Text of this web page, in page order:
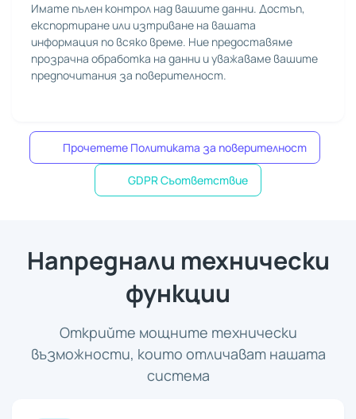
Имате пълен контрол над вашите данни. Достъп,
експортиране или изтриване на вашата
информация по всяко време. Ние предоставяме
прозрачна обработка на данни и уважаваме вашите
предпочитания за поверителност.
Прочетете Политиката за поверителност
GDPR Съответствие
Напреднали технически
функции
Открийте мощните технически
възможности, които отличават нашата
система